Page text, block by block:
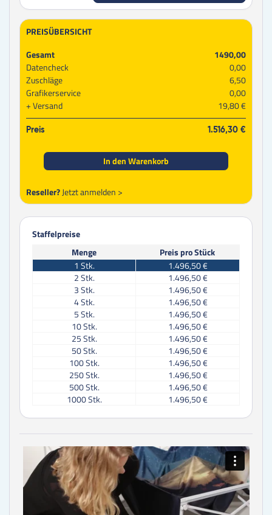
PREISÜBERSICHT
Gesamt
1490,00
Datencheck
0,00
Zuschläge
6,50
Grafikerservice
0,00
Versand
19,80 €
Preis 1.516,30 €
In den Warenkorb
Reseller?Jetzt anmelden >
Staffelpreise
Menge
Preis pro Stück
1 Stk.
1.496,50 €
2Stk.
1.496,50 €
3Stk.
1.496,50 €
4Stk.
1.496,50 €
5Stk.
1.496,50 €
10Stk.
1.496,50 €
25Stk.
1.496,50 €
50Stk.
1.496,50 €
100Stk.
1.496,50 €
250Stk.
1.496,50 €
500Stk.
1.496,50 €
1000Stk. 1.496,50 €